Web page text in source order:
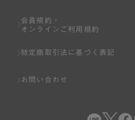
会員規約・
オンラインご利用規約
特定商取引法に基づく表記
お問い合わせ